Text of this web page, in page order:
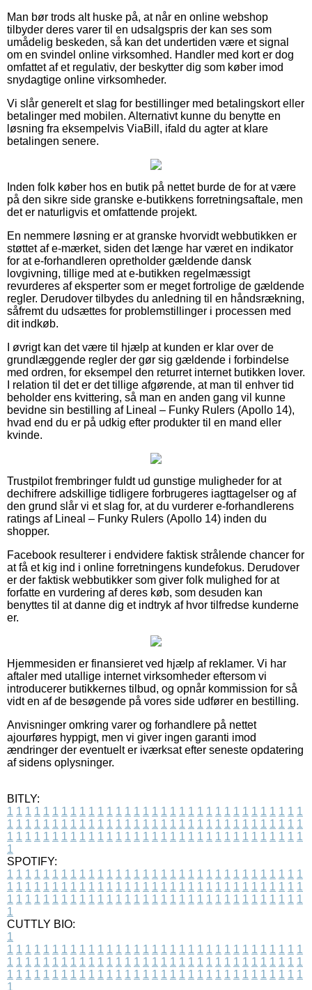
Man bør trods alt huske på, at når en online webshop
tilbyder deres varer til en udsalgspris der kan ses som
umådelig beskeden, så kan det undertiden være et signal
om en svindel online virksomhed. Handler med kort er dog
omfattet af et regulativ, der beskytter dig som køber imod
snydagtige online virksomheder.
Vi slår generelt et slag for bestillinger med betalingskort eller
betalinger med mobilen. Alternativt kunne du benytte en
løsning fra eksempelvis ViaBill, ifald du agter at klare
betalingen senere.
Inden folk køber hos en butik på nettet burde de for at være
på den sikre side granske e-butikkens forretningsaftale, men
det er naturligvis et omfattende projekt.
En nemmere løsning er at granske hvorvidt webbutikken er
støttet af e-mærket, siden det længe har været en indikator
for at e-forhandleren opretholder gældende dansk
lovgivning, tillige med at e-butikken regelmæssigt
revurderes af eksperter som er meget fortrolige de gældende
regler. Derudover tilbydes du anledning til en håndsrækning,
såfremt du udsættes for problemstillinger i processen med
dit indkøb.
I øvrigt kan det være til hjælp at kunden er klar over de
grundlæggende regler der gør sig gældende i forbindelse
med ordren, for eksempel den returret internet butikken lover.
I relation til det er det tillige afgørende, at man til enhver tid
beholder ens kvittering, så man en anden gang vil kunne
bevidne sin bestilling af Lineal – Funky Rulers (Apollo 14),
hvad end du er på udkig efter produkter til en mand eller
kvinde.
Trustpilot frembringer fuldt ud gunstige muligheder for at
dechifrere adskillige tidligere forbrugeres iagttagelser og af
den grund slår vi et slag for, at du vurderer e-forhandlerens
ratings af Lineal – Funky Rulers (Apollo 14) inden du
shopper.
Facebook resulterer i endvidere faktisk strålende chancer for
at få et kig ind i online forretningens kundefokus. Derudover
er der faktisk webbutikker som giver folk mulighed for at
forfatte en vurdering af deres køb, som desuden kan
benyttes til at danne dig et indtryk af hvor tilfredse kunderne
er.
Hjemmesiden er finansieret ved hjælp af reklamer. Vi har
aftaler med utallige internet virksomheder eftersom vi
introducerer butikkernes tilbud, og opnår kommission for så
vidt en af de besøgende på vores side udfører en bestilling.
Anvisninger omkring varer og forhandlere på nettet
ajourføres hyppigt, men vi giver ingen garanti imod
ændringer der eventuelt er iværksat efter seneste opdatering
af sidens oplysninger.
BITLY:
1 1 1 1 1 1 1 1 1 1 1 1 1 1 1 1 1 1 1 1 1 1 1 1 1 1 1 1 1 1 1 1 1
1 1 1 1 1 1 1 1 1 1 1 1 1 1 1 1 1 1 1 1 1 1 1 1 1 1 1 1 1 1 1 1 1
1 1 1 1 1 1 1 1 1 1 1 1 1 1 1 1 1 1 1 1 1 1 1 1 1 1 1 1 1 1 1 1 1
1
SPOTIFY:
1 1 1 1 1 1 1 1 1 1 1 1 1 1 1 1 1 1 1 1 1 1 1 1 1 1 1 1 1 1 1 1 1
1 1 1 1 1 1 1 1 1 1 1 1 1 1 1 1 1 1 1 1 1 1 1 1 1 1 1 1 1 1 1 1 1
1 1 1 1 1 1 1 1 1 1 1 1 1 1 1 1 1 1 1 1 1 1 1 1 1 1 1 1 1 1 1 1 1
1
CUTTLY BIO:
1
1 1 1 1 1 1 1 1 1 1 1 1 1 1 1 1 1 1 1 1 1 1 1 1 1 1 1 1 1 1 1 1 1
1 1 1 1 1 1 1 1 1 1 1 1 1 1 1 1 1 1 1 1 1 1 1 1 1 1 1 1 1 1 1 1 1
1 1 1 1 1 1 1 1 1 1 1 1 1 1 1 1 1 1 1 1 1 1 1 1 1 1 1 1 1 1 1 1 1
1